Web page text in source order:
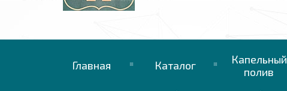
Главная Каталог
Капельный
полив